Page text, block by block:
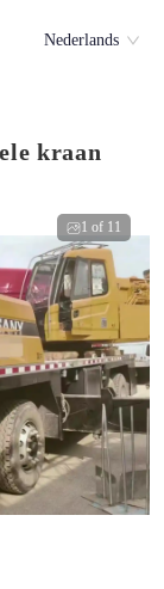
Nederlands
kraan
1 of 11